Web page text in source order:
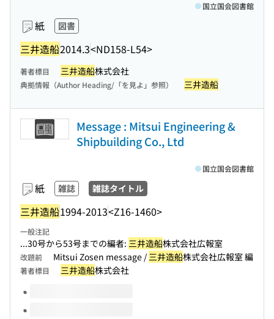
紙 図書
三井造船2014.3<ND158-L54>
国立国会図書館
著者標目 三井造船株式会社
典拠情報（Author Heading/「を見よ」参照） 三井造船
Message : Mitsui Engineering &
Shipbuilding Co., Ltd
紙 雑誌 雑誌タイトル
三井造船1994-2013<Z16-1460>
国立国会図書館
一般注記
...30号から53号までの編者: 三井造船株式会社広報室
改題前 Mitsui Zosen message /三井造船株式会社広報室 編
著者標目 三井造船株式会社
このタイトルの巻号